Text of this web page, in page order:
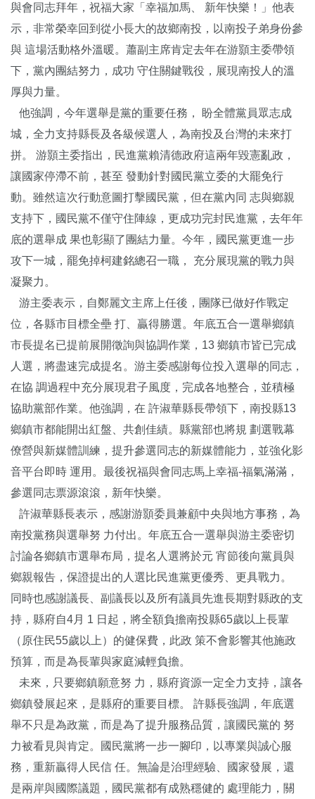
與會同志拜年，祝福大家「幸福加馬、 新年快樂！」他表
示，非常榮幸回到從小長大的故鄉南投，以南投子弟身份參
與 這場活動格外溫暖。蕭副主席肯定去年在游顥主委帶領
下，黨內團結努力，成功 守住關鍵戰役，展現南投人的溫
厚與力量。
他強調，今年選舉是黨的重要任務， 盼全體黨員眾志成
城，全力支持縣長及各級候選人，為南投及台灣的未來打
拼。 游顥主委指出，民進黨賴清德政府這兩年毀憲亂政，
讓國家停滯不前，甚至 發動針對國民黨立委的大罷免行
動。雖然這次行動意圖打擊國民黨，但在黨內同 志與鄉親
支持下，國民黨不僅守住陣線，更成功完封民進黨，去年年
底的選舉成 果也彰顯了團結力量。今年，國民黨更進一步
攻下一城，罷免掉柯建銘總召一職， 充分展現黨的戰力與
凝聚力。
游主委表示，自鄭麗文主席上任後，團隊已做好作戰定
位，各縣市目標全壘 打、贏得勝選。年底五合一選舉鄉鎮
市長提名已提前展開徵詢與協調作業，13 鄉鎮市皆已完成
人選，將盡速完成提名。游主委感謝每位投入選舉的同志，
在協 調過程中充分展現君子風度，完成各地整合，並積極
協助黨部作業。他強調，在 許淑華縣長帶領下，南投縣13
鄉鎮市都能開出紅盤、共創佳績。縣黨部也將規 劃選戰幕
僚營與新媒體訓練，提升參選同志的新媒體能力，並強化影
音平台即時 運用。最後祝福與會同志馬上幸福-福氣滿滿，
參選同志票源滾滾，新年快樂。
許淑華縣長表示，感謝游顥委員兼顧中央與地方事務，為
南投黨務與選舉努 力付出。年底五合一選舉與游主委密切
討論各鄉鎮市選舉布局，提名人選將於元 宵節後向黨員與
鄉親報告，保證提出的人選比民進黨更優秀、更具戰力。
同時也感謝議長、副議長以及所有議員先進長期對縣政的支
持，縣府自4月 1 日起，將全額負擔南投縣65歲以上長輩
（原住民55歲以上）的健保費，此政 策不會影響其他施政
預算，而是為長輩與家庭減輕負擔。
未來，只要鄉鎮願意努 力，縣府資源一定全力支持，讓各
鄉鎮發展起來，是縣府的重要目標。 許縣長強調，年底選
舉不只是為政黨，而是為了提升服務品質，讓國民黨的 努
力被看見與肯定。國民黨將一步一腳印，以專業與誠心服
務，重新贏得人民信 任。無論是治理經驗、國家發展，還
是兩岸與國際議題，國民黨都有成熟穩健的 處理能力，關